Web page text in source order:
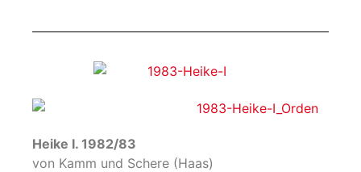
Heike I. 1982/83
von Kamm und Schere (Haas)